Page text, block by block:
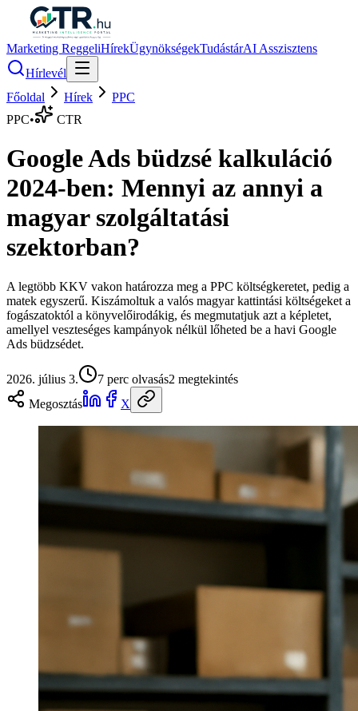
Marketing ReggeliHírekÜgynökségekTudástárAI Asszisztens
Hírlevél
Főoldal
Hírek
PPC
PPC• CTR
Google Ads büdzsé kalkuláció
2024-ben: Mennyi az annyi a
magyar szolgáltatási
szektorban?
A legtöbb KKV vakon határozza meg a PPC költségkeretet, pedig a
matek egyszerű. Kiszámoltuk a valós magyar kattintási költségeket a
fogászatoktól a könyvelőirodákig, és megmutatjuk azt a képletet,
amellyel veszteséges kampányok nélkül lőheted be a havi Google
Ads büdzsédet.
2026. július 3. 7 perc olvasás2 megtekintés
Megosztás
X